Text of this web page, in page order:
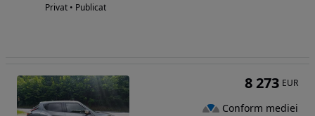
Privat • Publicat
8 273 EUR
Conform mediei